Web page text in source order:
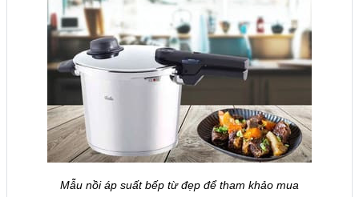
Mẫu nồi áp suất bếp từ đẹp để tham khảo mua